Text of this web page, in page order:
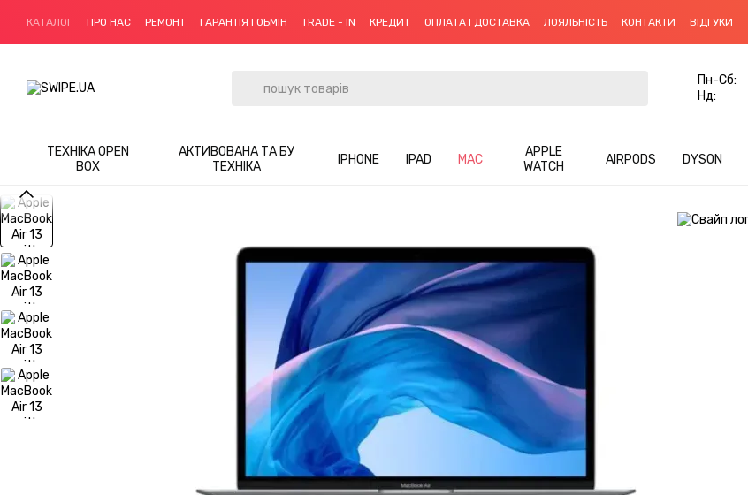
КАТАЛОГ ПРО НАС РЕМОНТ ГАРАНТІЯ І ОБМІН TRADE - IN КРЕДИТ ОПЛАТА І ДОСТАВКА ЛОЯЛЬНІСТЬ КОНТАКТИ ВІДГУКИ
Пн-Cб:
Нд:
ТЕХНІКА OPEN
BOX
АКТИВОВАНА ТА БУ
ТЕХНІКА
IPHONE IPAD MAC
APPLE
WATCH
AIRPODS DYSON